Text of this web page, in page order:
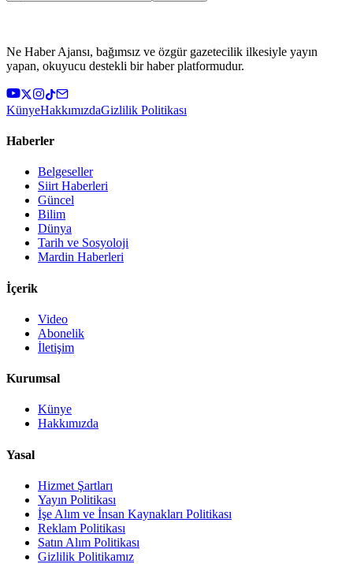
Ne Haber Ajansı, bağımsız ve özgür gazetecilik ilkesiyle yayın
yapan, okuyucu destekli bir haber platformudur.
KünyeHakkımızdaGizlilik Politikası
Haberler
Belgeseller
Siirt Haberleri
Güncel
Bilim
Dünya
Tarih ve Sosyoloji
Mardin Haberleri
İçerik
Video
Abonelik
İletişim
Kurumsal
Künye
Hakkımızda
Yasal
Hizmet Şartları
Yayın Politikası
İşe Alım ve İnsan Kaynakları Politikası
Reklam Politikası
Satın Alım Politikası
Gizlilik Politikamız